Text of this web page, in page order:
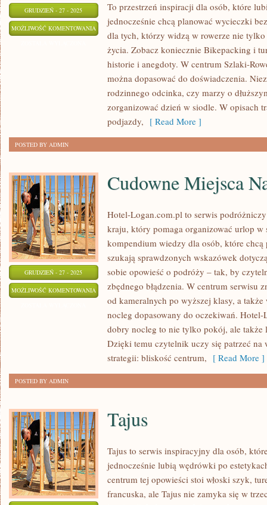
GRUDZIEŃ - 27 - 2025
MOŻLIWOŚĆ KOMENTOWANIA ROWEROWE
To przestrzeń inspiracji dla osób, które
jednocześnie chcą planować wycieczki
dla tych, którzy widzą w rowerze nie
życia. Zobacz koniecznie Bikepacking i
historie i anegdoty. W centrum Szlaki-
można dopasować do doświadczenia.
rodzinnego odcinka, czy marzy o
zorganizować dzień w siodle. W opisach
podjazdy, [ Read More ]
POSTED BY ADMIN
GRUDZIEŃ - 27 - 2025
MOŻLIWOŚĆ KOMENTOWANIA CUDOWNE
MIEJSCA
NATURY
Cudowne Miejsca
Hotel-Logan.com.pl to serwis
kraju, który pomaga organizować urlop w
kompendium wiedzy dla osób, które chcą
szukają sprawdzonych wskazówek
sobie opowieść o podróży – tak, by
zbędnego błądzenia. W centrum serwisu
od kameralnych po wyższej klasy, a
nocleg dopasowany do oczekiwań.
dobry nocleg to nie tylko pokój, ale także
Dzięki temu czytelnik uczy się patrzeć na
strategii: bliskość centrum, [ Read More ]
POSTED BY ADMIN
Tajus
Tajus to serwis inspiracyjny dla osób,
jednocześnie lubią wędrówki po
centrum tej opowieści stoi włoski szyk,
francuska, ale Tajus nie zamyka się w